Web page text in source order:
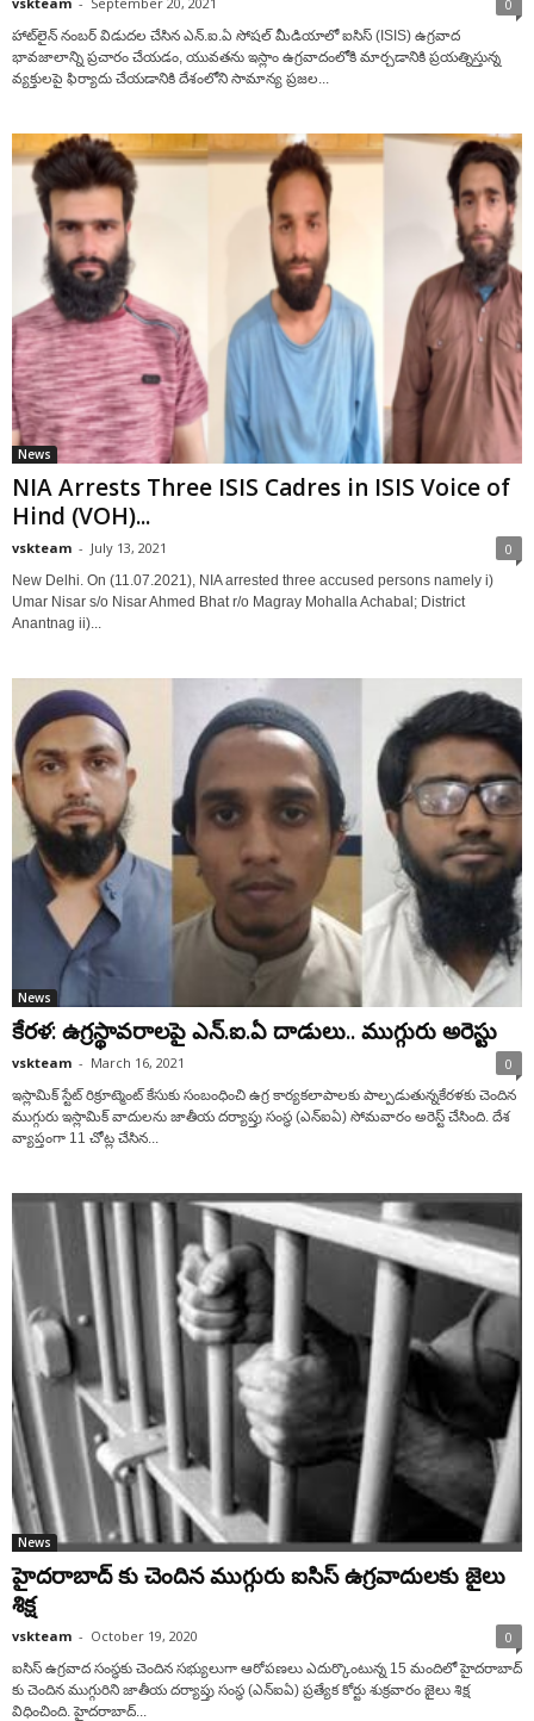
0
హాట్‌లైన్ నంబ‌ర్ విడుద‌ల చేసిన ఎన్‌.ఐ.ఏ సోషల్ మీడియాలో ఐసిస్ (ISIS) ఉగ్ర‌వాద‌
భావజాలాన్ని ప్రచారం చేయడం, యువతను ఇస్లాం ఉగ్ర‌వాదంలోకి మార్చ‌డానికి ప్రయత్నిస్తున్న
వ్య‌క్తుల‌పై ఫిర్యాదు చేయడానికి దేశంలోని సామాన్య ప్ర‌జ‌ల...
News
NIA Arrests Three ISIS Cadres in ISIS Voice of
Hind (VOH)...
vskteam - July 13, 2021 0
New Delhi. On (11.07.2021), NIA arrested three accused persons namely i)
Umar Nisar s/o Nisar Ahmed Bhat r/o Magray Mohalla Achabal; District
Anantnag ii)...
News
కేర‌ళ: ఉగ్ర‌స్థావ‌రాల‌పై ఎన్‌.ఐ.ఏ దాడులు.. ముగ్గురు అరెస్టు
vskteam - March 16, 2021 0
ఇస్లామిక్ స్టేట్ రిక్రూట్మెంట్ కేసుకు సంబంధించి ఉగ్ర కార్య‌క‌లాపాలకు పాల్ప‌డుతున్నకేరళకు చెందిన
ముగ్గురు ఇస్లామిక్ వాదుల‌ను జాతీయ దర్యాప్తు సంస్థ (ఎన్ఐఏ) సోమవారం అరెస్ట్ చేసింది. దేశ
వ్యాప్తంగా 11 చోట్ల చేసిన...
News
హైదరాబాద్ కు చెందిన ముగ్గురు ఐసిస్ ఉగ్రవాదులకు జైలు
శిక్ష
vskteam - October 19, 2020 0
ఐసిస్ ఉగ్రవాద సంస్థకు చెందిన సభ్యులుగా ఆరోపణలు ఎదుర్కొంటున్న 15 మందిలో హైదరాబాద్
కు చెందిన ముగ్గురిని జాతీయ దర్యాప్తు సంస్థ (ఎన్ఐఏ) ప్రత్యేక కోర్టు శుక్రవారం జైలు శిక్ష
విధించింది. హైదరాబాద్...